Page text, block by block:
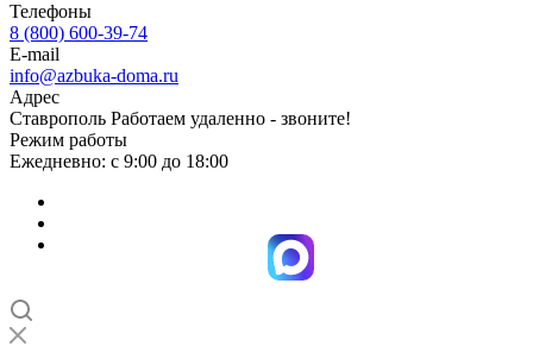
Телефоны
8 (800) 600-39-74
E-mail
info@azbuka-doma.ru
Адрес
Ставрополь Работаем удаленно - звоните!
Режим работы
Ежедневно: с 9:00 до 18:00